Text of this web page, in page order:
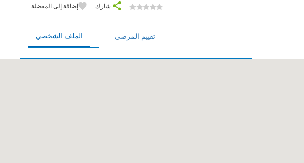
شارك إضافة إلى المفضلة
الملف الشخصي تقييم المرضى